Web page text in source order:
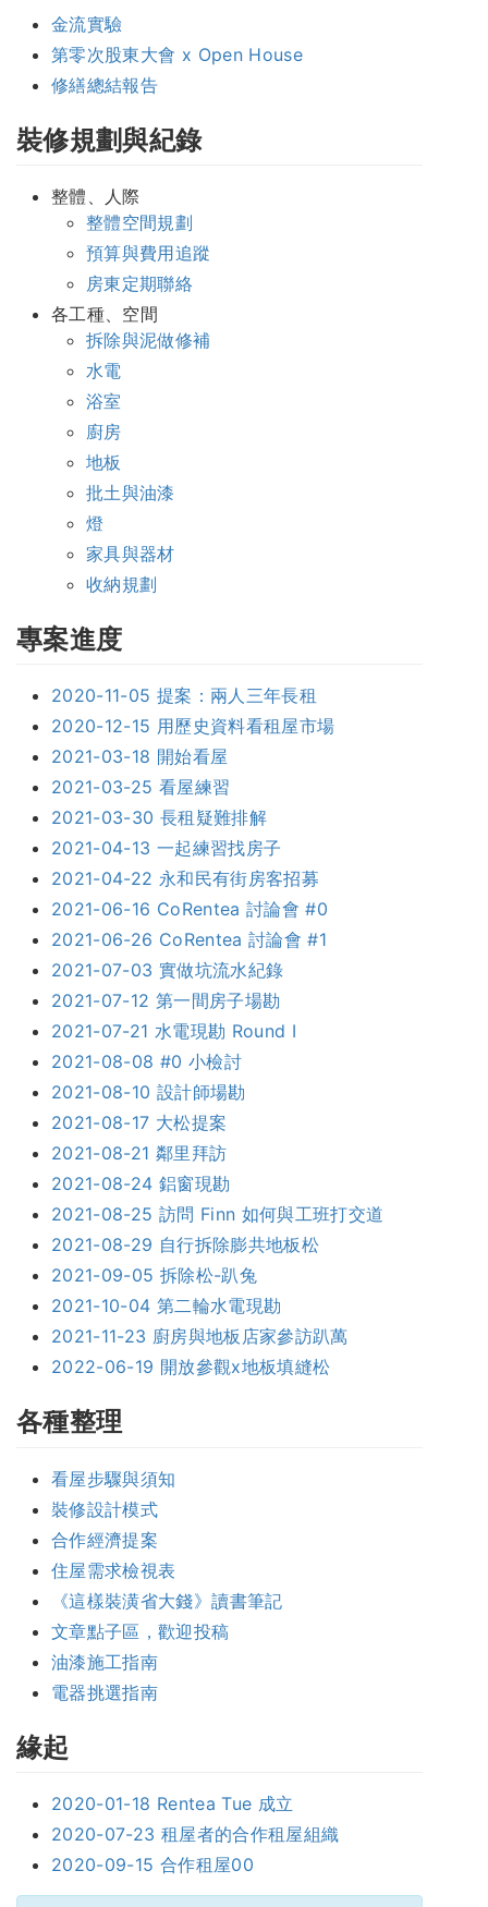
金流實驗
第零次股東大會 x Open House
修繕總結報告
裝修規劃與紀錄
整體、人際
整體空間規劃
預算與費用追蹤
房東定期聯絡
各工種、空間
拆除與泥做修補
水電
浴室
廚房
地板
批土與油漆
燈
家具與器材
收納規劃
專案進度
2020-11-05 提案：兩人三年長租
2020-12-15 用歷史資料看租屋市場
2021-03-18 開始看屋
2021-03-25 看屋練習
2021-03-30 長租疑難排解
2021-04-13 一起練習找房子
2021-04-22 永和民有街房客招募
2021-06-16 CoRentea 討論會 #0
2021-06-26 CoRentea 討論會 #1
2021-07-03 實做坑流水紀錄
2021-07-12 第一間房子場勘
2021-07-21 水電現勘 Round I
2021-08-08 #0 小檢討
2021-08-10 設計師場勘
2021-08-17 大松提案
2021-08-21 鄰里拜訪
2021-08-24 鋁窗現勘
2021-08-25 訪問 Finn 如何與工班打交道
2021-08-29 自行拆除膨共地板松
2021-09-05 拆除松-趴兔
2021-10-04 第二輪水電現勘
2021-11-23 廚房與地板店家參訪趴萬
2022-06-19 開放參觀x地板填縫松
各種整理
看屋步驟與須知
裝修設計模式
合作經濟提案
住屋需求檢視表
《這樣裝潢省大錢》讀書筆記
文章點子區，歡迎投稿
油漆施工指南
電器挑選指南
緣起
2020-01-18 Rentea Tue 成立
2020-07-23 租屋者的合作租屋組織
2020-09-15 合作租屋00